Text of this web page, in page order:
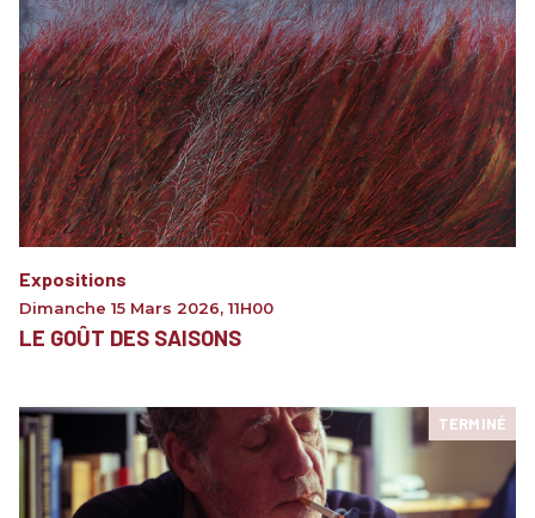
Expositions
Dimanche 15 Mars 2026, 11H00
LE GOÛT DES SAISONS
TERMINÉ